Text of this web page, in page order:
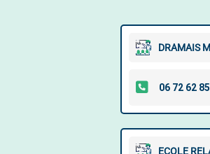
DRAMAIS
ECOLE